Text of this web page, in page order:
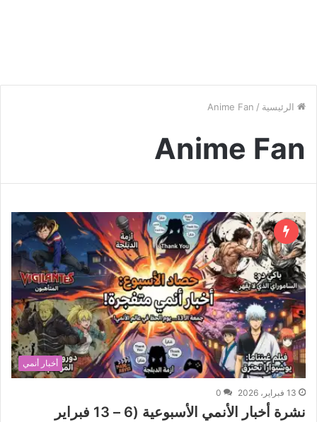
الرئيسية /
Anime Fan
Anime Fan
أخبار أنمي
13 فبراير، 2026 0
نشرة أخبار الأنمي الأسبوعية (6 – 13 فبراير